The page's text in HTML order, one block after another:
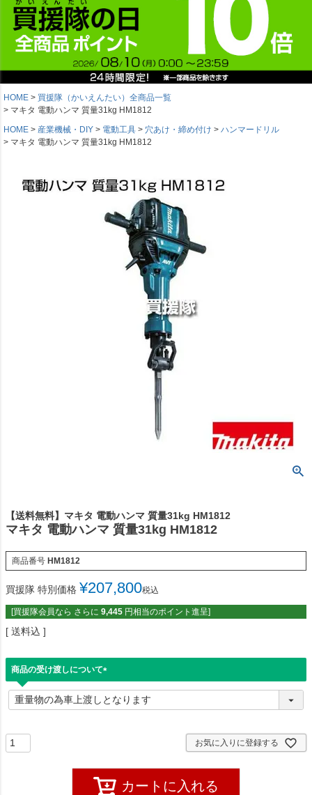
HOME
買援隊（かいえんたい）全商品一覧
マキタ 電動ハンマ 質量31kg HM1812
HOME
産業機械・DIY 電動工具 穴あけ・締め付け
ハンマードリル
マキタ 電動ハンマ 質量31kg HM1812
【送料無料】マキタ 電動ハンマ 質量31kg HM1812
マキタ 電動ハンマ 質量31kg HM1812
商品番号 HM1812
買援隊 特別価格 ¥207,800税込
[買援隊会員なら さらに 9,445 円相当のポイント進呈]
送料込
商品の受け渡しについて
必
須
お気に入りに登録する
カートに入れる